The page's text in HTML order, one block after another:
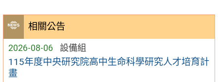
相關公告
2026-08-06 設備組
115年度中央研究院高中生命科學研究人才培育計
畫